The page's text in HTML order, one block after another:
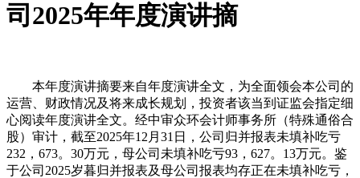
司2025年年度演讲摘
本年度演讲摘要来自年度演讲全文，为全面领会本公司的运营、财政情况及将来成长规划，投资者该当到证监会指定细心阅读年度演讲全文。经中审众环会计师事务所（特殊通俗合股）审计，截至2025年12月31日，公司归并报表未填补吃亏232，673。30万元，母公司未填补吃亏93，627。13万元。鉴于公司2025岁暮归并报表及母公司报表均存正在未填补吃亏，暂不满脚实施现金分红的相关前提。后续，公司将聚焦从业成长，勤奋改善经停业绩，力争早日填补吃亏。截至本演讲披露日，公司处置的次要营业包罗商品混凝土出产取发卖、市政环卫营业以及其他营业。演讲期内，公司运营模式未发生严沉变化，公司各营业板块次要产物或办事内容如下：2025年海南自贸港实现全岛封关运做，公司做为海南省商品混凝土范畴的上市企业，省内市场拥有率8。32%，居区域行业前列，已成为海南商品混凝土行业的焦点参取者取主要标杆企业，送来政策盈利取区域深度结构双沉驱动的计谋机缘期。跟着自贸港政策加快落地，省内根本设备、旅逛配套设备及财产园区扶植持续推进，投资规模稳步扩容，无效带动混凝土根本建材需求稳步提拔，为公司巩固市场地位、扩大市场份额供给了有益契机。当前海南商品混凝土行业市场参取者数量多，市场所作款式日趋激烈。依托正在海南地域多年深耕积淀的深挚行业资本、丰硕的项目运做经验、全域化的市场结构以及普遍的品牌出名度取优良的市场口碑，公司构成了显著的差同化合作劣势。相较于省内中小企业及外来新进合作者，公司对海南自贸港封关运做后的政策导向、沉点项目规划有着更深刻的理解和精准的把握，具备高效的当地化响应能力、完美的供应链保障能力及成熟的项目办事系统，可以或许精准婚配封关后各类沉点园区、根本设备及配套工程的混凝土供应需求，无效巩固并提拔公司正在区域市场的焦点合作力，为公司持续稳健成长奠基根本。但取此同时，行业仍面对布局性压力：虽然封关政策带动沉点园区取基建项目投资增加，但房地产等保守下逛市场持续偏弱；叠加混凝土行业遍及存正在的无效运输半径受限、项目结算周期偏长、垫资施工等行业共性问题，公司仍面对较大的资金运营压力。广东绿润深耕分析办事范畴，营业结构全面，涵盖固废措置办事、污废水处置办事、再生资本措置办事、卫生分析办事、园林绿化分析办事等焦点板块，已成为区域内分析办事范畴的主要参取者。公司市场结构聚焦于广东佛山及周边地域，持久深耕当地市场，凭仗不变的办事质量取成熟的运营能力，正在粤港澳大湾区办事范畴树立了优良的品牌抽象取必然的品牌影响力，占领区域内响应市场的不变份额，构成了较强的当地市场根底。取此同时，公司成长也面对行业趋向变化带来的合作压力及本身运营挑和。从行业成长趋向来看，近年来市政环卫行业集中度逐渐提拔，行业整合加快，大型环卫企业通过兼并沉组、营业拓展等体例持续扩大市场份额，具有资金、手艺、办理等分析劣势的行业龙头企业逐步占领市场从导地位；加之环卫市场化持续深化，越来越多的社会本钱加快涌入环卫行业，进一步加剧市场所作款式，行业合作压力持续加大。从公司本身运营来看，演讲期内，公司存量合同金额同比呈逐渐下降态势，同时受行业合作加剧及本身运营要素影响，公司正在佛山及周边当地市场的份额呈现必然程度下滑，进一步凸显了公司成长面对的多沉挑和。本公司及董事会全体消息披露的内容实正在、精确、完整，没有虚假记录、性陈述或严沉脱漏。本次估计联系关系买卖为海南瑞泽新型建材股份无限公司（以下简称“公司”）及子公司取联系关系方之间因向联系关系人供给运营办事、车辆租赁、劳务办事、租赁办事、享有雄安寨里混凝土无限公司分红权，接管联系关系人供给的门票、衡宇租赁等办事而构成的日常易。2025年度，公司发生的日常联系关系买卖总额为6，295。26万元，未跨越2025年度估计日常联系关系买卖总额。公司估计2026年度上述日常联系关系买卖金额不跨越8，715万元。上述联系关系方包罗雄安寨里混凝土无限公司、佛山建绿卫生办理无限公司、三亚大兴集团无限公司、三亚市海棠湾水稻国度公园开辟无限公司。2026年4月21日，公司召开第六届董事会第二十次会议，审议通过了《关于公司2026年过活常联系关系买卖估计的议案》，联系关系董事张灏铿、陈健富回避表决，该议案经非联系关系董事全体通过。上述日常联系关系买卖事项曾经公司2026年第一次董事特地会议审议通过。按照《深圳证券买卖所股票上市法则》《深圳证券买卖所上市公司自律监管第1号逐个从板上市公司规范运做》及《公司章程》的，本次日常联系关系买卖估计事项尚需提交公司股东会审议。联系关系股东林、张仲芳、张艺林、三亚大兴集团无限公司、三亚厚德投资办理无限公司须正在股东会上对该议案回避表决。1、上述8，715万元联系关系买卖总额为公司2026年度估计的日常联系关系买卖总额，正在估计联系关系买卖总额未冲破的前提下，上述联系关系买卖金额可实现内部调剂。2、2021年3月，公司子公司海南瑞泽双林建材无限公司取相关方结合中标“中国雄安集团根本扶植无限公司寨里混凝土搅拌坐扶植项目”，雄安寨里混凝土无限公司是按照招投标文件成立的项目公司，公司子公司持有其28%的股权。按照项目公司章程商定，子公司海南瑞泽双林建材无限公司对项目公司实现利润部门享有28%的分红权。1、公司名称：雄安寨里混凝土无限公司；代表人：曹岩甫；注册本钱：7，000万元人平易近币；成立日期：2021年6月4日；居处：省市安新县三台镇西侧200米；运营范畴：混凝土的出产、发卖及办事；小型混凝土预制构件出产、发卖；预拌、湿拌砂浆的出产、发卖及办事；预拌混凝土专业承包；建建机械设备运营、租赁；道货色运输；委托加工；货运代办；仓储办事（不含化学品）。2021年3月30日，公司子公司海南瑞泽双林建材无限公司（以下简称“瑞泽双林建材”）取相关方结合中标“中国雄安集团根本扶植无限公司寨里混凝土搅拌坐扶植项目”。项目公司雄安寨里混凝土无限公司（瑞泽双林建材持有28%股权）取运营公司雄安瑞泽双林科技无限公司（瑞泽双林建材持有100%股权）别离于2021年6月4日、2021年7月2日注册成立。运营公司雄安瑞泽双林科技无限公司按照招投标文件商定履交运营办事，按运营办事费用尺度58。03元/m3（不含税）施行。因公司子公司瑞泽双林建材按招投标文件商定持有项目公司28%的股权，该联系关系法人属于《企业会计原则》认定的联系关系景象。该联系关系公司依法存续、目前不存正在向公司领取的款子构成坏账的可能性，具有较强履约能力。1、公司名称：佛山建绿卫生办理无限公司；代表人：邓旭熠；注册本钱：100万元人平易近币；成立日期：2023年11月08日；居处：佛山市南海区里水镇和顺金溪21号（居处申报）；运营范畴：许可项目：城市糊口垃圾运营性办事；公办理取养护。一般项目：卫生办理（不含质量监测，污染源查抄，城市糊口垃圾、建建垃圾、餐厨垃圾的措置办事）；城乡市容办理；物业办理；城市绿化办理；市政设备办理。截至2025年12月31日，该公司总资产4，835。22万元、净资产494万元，净利润155。8万元。（以上数据未经审计）佛山建绿卫生办理无限公司是公司子公司广东绿润科技无限公司的联营公司，广东绿润科技无限公司持有其49%股权，该联系关系法人属于《企业会计原则》认定的联系关系景象。该联系关系公司依法存续、运营环境一般，目前不存正在向公司领取的款子构成坏账的可能性，具有较强履约能力。1、公司名称：三亚大兴集团无限公司；代表人：麦世涯；注册本钱：9，000万元人平易近币；成立日期：1993年06月18日；居处：海南省三亚市吉阳区临春河71号；运营范畴：房地产开辟、运营取发卖，企业办理，投资兴办实业。截至2025年12月31日，该公司总资产63，317。30万元、净资产-34，439。45万元，2025年度实现停业收入963。10万元、净利润-1，335。72万元。（以上数据未经审计）三亚大兴集团无限公司是公司现实节制人林先生、张艺林先生节制的其他企业，该联系关系法人属于《深圳证券买卖所股票上市法则》第6。3。3条的联系关系景象。经查询，三亚大兴集团无限公司已被列为失信被施行人。该联系关系公司依法存续、运营环境一般，公司向三亚大兴集团无限公司供给租赁办事，涉及金额较小，租赁房产期间，其向公司领取租赁款构成坏账的可能性较小。1、公司名称：三亚市海棠湾水稻国度公园开辟无限公司；代表人：冯伟明；注册本钱：5，000万元人平易近币；成立日期：2015年11月06日；居处：海南省三亚市海棠区湾坡村湾坡取C2入口处200米左侧；运营范畴：旅逛项目标开辟扶植取运营办理，园林工程，酒店开辟，花木、苗圃培育取发卖，餐饮业，文娱业运营（不含有电子逛戏），书画拆裱，食物、饮料、旅逛商品的运营发卖，文化教育，科普学问教育，农业类，影视类，畜牧业，医疗办事，特色工艺品开辟取发卖（不含珠宝、水晶、珍珠、翡翠、玳瑁、竹炭、砗磲、红珊瑚）。截至2025年12月31日，该公司总资产53，012。81万元、净资产-29，468。91万元，2025年度实现停业收入350。71万元、净利润-2，716。85万元。（以上数据未经审计）三亚市海棠湾水稻国度公园开辟无限公司是公司现实节制人林先生、张艺林先生节制的其他企业，该联系关系法人属于《深圳证券买卖所股票上市法则》第6。3。3条的联系关系景象。该联系关系公司依法存续、运营环境一般，本次联系关系买卖为公司接管三亚市海棠湾水稻国度公园开辟无限公司供给的门票办事。本公司不存正在领取门票费用违约问题。1、公司向雄安寨里混凝土无限公司供给运营办事，其价钱按招投标文件商定58。03元/m3（不含税）；公司对雄安寨里混凝土无限公司实现利润部门享有28%的分红权，是按照项目公司章程商定；公司向佛山建绿卫生办理无限公司供给车辆租赁及劳务办事；公司向三亚大兴集团无限公司供给租赁办事，买卖价钱均按照市场价钱确定。2、公司接管三亚市海棠湾水稻国度公园开辟无限公司供给门票办事、接管佛山建绿卫生办理无限公司供给衡宇租赁等办事，买卖价钱均按照市场价钱确定。公司上述日常联系关系买卖订价均将遵照公允、合理的准绳，按照招投标文件商定以及市场公允价钱为根本并经买卖两边平等协商确定买卖价钱，签定相关联系关系买卖和谈。任何一方不得操纵联系关系买卖损害另一方好处。1、公司别离取上述联系关系方签定响应的《工程车辆租赁运营合同》《劳务调派和谈》《衡宇租赁合同》等。公司取联系关系方之间发生的日常联系关系买卖，均为一般营业往来所需，其订价根据招投标文件商定以及参照市场价钱协商确定，具备公允性，整个买卖过程一直公允、、公开准绳。联系关系买卖的实施合适国度法令律例、规范性文件及《公司章程》的要求，不会对公司的运做、财政稳健性及运营发生晦气影响，亦未侵害公司及全体股东出格是中小股东的权益。公司2026年过活常联系关系买卖估计事项曾经公司2026年第一次董事特地会议全体董事审议通过。具体看法如下：经核查，公司2026年过活常联系关系买卖估计事项合适公司营业成长取出产运营的现实需要，属于一般的运营性营业往来。买卖价钱根据招投标文件商定以及参照市场价钱协商确定，订价体例公允、合理，合适相关法令律例及《公司章程》的，不存正在损害公司及全体股东、出格是中小股东好处的景象，亦不会对公司的性发生晦气影响。因而，我们同意将《关于公司2026年过活常联系关系买卖估计的议案》提交公司董事会审议，联系关系董事应按予以回避。本公司及董事会全体消息披露的内容实正在、精确、完整，没有虚假记录、性陈述或严沉脱漏。截至本通知布告披露日，海南瑞泽新型建材股份无限公司（以下简称“公司”或“海南瑞泽”）及控股子公司现实累计对外总额为122，787。36万元，占公司比来一期经审计净资产的比例为229。63%，此中对资产欠债率高于70%的部属子公司的金额为110，909。47万元。敬请投资者留意投资风险。为确保公司以及公司各子公司出产运营的持续、稳健成长，考虑到将来各个营业板块的现实运营对资金的需求，2026年4月21日，公司召开第六届董事会第二十次会议，审议通过了《关于公司及子公司之间额度的议案》，同意公司取子公司之间新增额度不跨越6。75亿元人平易近币（包罗存量到期继续部门）。公司对子公司供给的新增额度中，对资产欠债率高于70%的部属子公司的额度为1。1亿元人平易近币，对资产欠债率低于70%的部属子公司的额度为3。65亿元人平易近币。额度的无效期自公司2025年年度股东会审议通过本额度之日起12个月内。公司董事会提请股东会同意董事会授权公司董事长及董事长授权人具体签订上述额度内的文件，同意董事会授权办理层打点上述额度内的相关手续。正在不跨越上述已审批额度及范畴的环境下，公司取子公司之间因营业需要开展上述营业，无需再零丁提交公司董事会、股东会进行审批；同时公司董事会提请股东会同意正在总额度内能够调剂利用额度。如有超出上述范畴的事项或超出上述总额度的事项，公司仍需按关法则的要求履行响应的审批法式。上述事项曾经出席董事会的三分之二以上董事审议同意并做出决议，并 经三分之二以上董事同意，审议成果：同意9票、否决0票、弃权0票。 按照《中华人平易近国公司法》《公司章程》等相关，尚需提交公司股东会审议。注：上表子公司包罗广东绿润科技无限公司、海南瑞泽双林建材无限公司、三亚瑞泽双林混凝土无限公司、琼海瑞泽混凝土配送无限公司、三亚瑞泽双林建材无限公司、三亚瑞泽再生资本操纵无限公司、陵水瑞泽双林建材无限公司、海口瑞泽双林建材无限公司、澄迈瑞泽双林建材无限公司、儋州瑞泽双林建材无限公司等，均为公司全资子公司。6、运营范畴：商品混凝土出产取发卖；混凝土成品出产取发卖；建建材料发卖；水泥出产取发卖，交通运输（仅限分支机构运营）；园林扶植、园林绿化设想、施工、给排水管管道安拆、室内拆修、市政工程施工。7、次要财政环境：截至2025年12月31日，海南瑞泽母公司资产总额为 234，386。80万元，欠债总额为32，294。86万元，净资产为202，091。94万元；2025年度，实现停业收入为1，062。53万元，利润总额为-2，601。06万元，净利润为 -2，601。06万元。6、运营范畴：一般项目：资本再生操纵手艺研发；污水处置及其再生操纵；大气污染防治办事；水污染防治办事；土壤污染防治办事；大气污染管理；水污染管理；监测；市政设备办理；地质勘查手艺办事；卫生办理（不含质量监测，污染源查抄，城市糊口垃圾、建建垃圾、餐厨垃圾的措置办事）；固体废料管理；土壤污染管理取修复办事；园林绿化工程施工；城市绿化办理；林业无害生物防治办事；土石方工程施工；物业办理；机械设备租赁；租赁办事（不含许可类租赁办事）；公用设备发卖；建建材料发卖；再生资本收受接管（除出产性废旧金属）；再生资本发卖；再生资本加工；非金属废料和碎屑加工处置；出产性废旧金属收受接管；拆卸搬运；软件开辟；办公办事；衔接档案办事外包；家政办事。（除依法须经核准的项目外，凭停业执照依法自从开展运营勾当）许可项目：扶植工程施工；测绘办事；城市糊口垃圾运营性办事；河流疏浚施工专业功课；城市建建垃圾措置（清运）；建建物拆除功课（爆破功课除外）；道货色运输（不含货色）；道货色运输；劳务调派办事。8、次要财政环境：截至2025年12月31日，广东绿润科技无限公司母公司资产总额为54，623。81万元，欠债总额为13，647。09万元，净资产为40，976。72 万元；2025年度，实现停业收入为9，201。53万元，利润总额为-1，138。90万元，净利润为-1，997。52万元。6、运营范畴：建建材料发卖，混凝土、混凝土成品出产取发卖，水泥出产取发卖，道货色运输、交通运输手艺征询、手艺办事。8、次要财政环境：截至2025年12月31日，海南瑞泽双林建材无限公司母公司资产总额为92，158。26万元，欠债总额为40，038。86万元，净资产为 52，119。40 万元；2025年度，实现停业收入为14，649。88万元，利润总额为-41。12万元，净利润为-420。43万元。2、注册地址：海南省三亚市崖州区振州海南瑞泽新型建材股份无限公司总部办公及研发一期工业楼125号6、运营范畴：混凝土成品出产及发卖，建建材料发卖，水泥出产取发卖；交通运输手艺征询、手艺办事；通俗货色运输。8、次要财政环境：截至2025年12月31日，三亚瑞泽双林混凝土无限公司资产总额28，717。22万元，欠债总额为8，195。54万元，净资产为20，521。68万元；2025年度，实现停业收入为13，521。93万元，利润总额为1，292。70万元，净利润为1，396。26万元。6、运营范畴：许可运营项目：道货色运输（不含货色）一般运营项目：水泥成品制制；水泥成品发卖；建建材料发卖；建建用石加工；非金属废料和碎屑加工处置；总质量4。5吨及以下通俗货运车辆道货色运输（除收集货运和货色）。8、次要财政环境：截至2025年12月31日，琼海瑞泽混凝土配送无限公司资产总额14，574。67万元，欠债总额为7，397。20万元，净资产为7，177。46万元；2025年度，实现停业收入为10，622。97万元，利润总额为541。54万元，净利润为 704。12万元。6、运营范畴：许可项目：道货色运输（不含货色）一般项目：水泥成品制制；水泥成品发卖；砼布局构件制制；砼布局构件发卖；建建材料发卖；建建砌块制制；非金属矿及成品发卖；消息手艺征询办事（除许可营业外，可自从依法运营法令律例非或的项目）。8、次要财政环境：截至2025年12月31日，三亚瑞泽双林建材无限公司资产总额23，654。86万元，欠债总额为17，096。72万元，净资产为6，558。15万元；2025年度，实现停业收入为14，293。13万元，利润总额为675。33万元，净利润为353。61万元。6、运营范畴：建建物拆除；建建烧毁物收集、运输、办理；建建烧毁物处置及分析操纵手艺研发、征询、办事；基材料取水泥不变土的出产、发卖；再生骨料取砂浆的出产、发卖；墙体材料的出产取发卖；养分土的出产取发卖；混凝土成品的出产取发卖；交通运输；环保砖、透水砖的出产、发卖、手艺研发、征询、办事；商品混凝土的出产、发卖、手艺研发、征询、办事。8、次要财政环境：截至2025年12月31日，三亚瑞泽再生资本操纵无限公司资产总额22，524。30万元，欠债总额为17，787。23万元，净资产为4，737。07万元；2025年度，实现停业收入为12，337。92万元，利润总额为-342。39万元，净利润为 -39。17万元。6、运营范畴：许可项目：道货色运输（不含货色）（依法须经核准的项目，经相关部分核准后方可开展运营勾当）一般项目：水泥成品制制；水泥成品发卖；砼布局构件制制；砼布局构件发卖；建建材料发卖；建建砌块制制；非金属矿及成品发卖；消息手艺征询办事（除许可营业外，可自从依法运营法令律例非或的项目）。8、次要财政环境：截至2025年12月31日，陵水瑞泽双林建材无限公司资产总额13，525。95万元，欠债总额为10，749。06万元，净资产为2，776。89万元；2025年度，实现停业收入为6，338。31万元，利润总额为-48。69万元，净利润为-255。98 万元。6、运营范畴：许可项目：道货色运输（不含货色）（依法须经核准的项目，经相关部分核准后方可开展运营勾当）一般项目：水泥成品制制；水泥成品发卖；砼布局构件制制；砼布局构件发卖；建建材料发卖；建建砌块制制；非金属矿及成品发卖；消息手艺征询办事（除许可营业外，可自从依法运营法令律例非或的项目）。8、次要财政环境：截至2025年12月31日，海口瑞泽双林建材无限公司资产总额0。14万元，欠债总额为0。60万元，净资产为-0。46万元；2025年度，实现停业收入为0万元，利润总额为-0。07万元，净利润为-0。07万元。6、运营范畴：许可项目：道货色运输（不含货色）（依法须经核准的项目，经相关部分核准后方可开展运营勾当）一般项目：水泥成品制制；水泥成品发卖；砼布局构件制制；砼布局构件发卖；建建材料发卖；建建砌块制制；非金属矿及成品发卖；消息手艺征询办事（除许可营业外，可自从依法运营法令律例非或的项目）。8、次要财政环境：截至2025年12月31日，澄迈瑞泽双林建材无限公司资产总额7，903。04万元，欠债总额为5，174。70万元，净资产为2，728。35万元；2025年度，实现停业收入为3，766。61万元，利润总额为-275。02万元，净利润为-275。02 万元。6、运营范畴：许可运营项目：道货色运输（不含货色）；建建智能化系统设想；扶植工程设想；测绘办事；扶植工程监理；扶植工程施工（除核电坐扶植运营、平易近用机场扶植）；扶植工程勘测；公工程监理；扶植工程质量检测（许可运营项目凭许可证件运营）一般运营项目：新型建建材料制制（不含化学品）；水泥成品制制；水泥成品发卖；建建用石加工；砼布局构件制制；砼布局构件发卖；金属布局制制；金属布局发卖；建建砌块制制；建建砌块发卖；建建材料发卖；非金属矿及成品发卖；消息手艺征询办事；新材料手艺研发；工程和手艺研究和试验成长；轻质建建材料制制；轻质建建材料发卖；建建用木材及木材组件加工。8、次要财政环境：截至2025年12月31日，儋州瑞泽双林建材无限公司资产总额4，461。70万元，欠债总额为4，848。71万元，净资产为-387。01万元；2025年度，实现停业收入为562。72万元，利润总额为-1，301。72万元，净利润为 -1，301。72万元。3、额度：公司取子公司之间新增不跨越6。75亿元人平易近币（包罗存量到期继续部门）。董事会认为：公司本次额度的范畴为公司取子公司之间，范畴内的子公司均为公司归并报表范畴内的全资子公司，且运营环境优良，具备到期还款能力，公司为其供给的财政风险处于公司可节制的范畴之内，不会对公司发生晦气影响。本次有帮于处理公司取子公司出产运营的资金需求，属于公司一般的融资行为，合适公司全体好处，不存正在损害公司及全体股东出格是中小股东好处的景象。本次不存正在取中国证监会《上市公司监管第8号逐个上市公司资金往来、对外的监管要求》相的景象。因而，公司董事会同意公司取子公司之间新增不跨越6。75亿元人平易近币（包罗存量到期继续部门），额度的无效期自公司2025年年度股东会审议通过本额度之日起12个月内。本议案尚需提交公司股东会审议。公司董事会提请股东会同意董事会授权公司董事长及董事长授权人具体签订上述额度内的文件，同意董事会授权办理层打点上述额度内的相关手续。截至本通知布告披露日，公司及控股子公司对外额度为人平易近币171，664。52 万元（未含本次新增额度）。公司及控股子公司现实累计对外余额为 122，787。36万元，占公司比来一期经审计净资产的比例为229。63%；公司及控股子公司未对归并报表外的单元供给。公司及控股子公司未有过期、涉及诉讼的及因被判决败诉而应承担丧失的环境。本公司及董事会全体消息披露的内容实正在、精确、完整，没有虚假记录、性陈述或严沉脱漏。本次续聘会计师事务所合适财务部、国务院国资委、证监会印发的《国有企业、上市公司选聘会计师事务所办理法子》（财会〔2023〕4号）的。2026年4月21日，海南瑞泽新型建材股份无限公司（以下简称“公司”“海南瑞泽”）召开第六届董事会第二十次会议，审议通过了《关于公司续聘会计师事务所的议案》，同意公司聘用中审众环会计师事务所（特殊通俗合股）（以下简称“中审众环”）为公司2026年度审计机构，聘期一年。该议案尚需提交公司股东会审议通过。现将相关事宜通知布告如下：（2）成立日期：中审众环始创于1987年，是全国首批取得国度核准具有处置证券、期货相关营业资历及金融营业审计资历的大型会计师事务所之一。按照财务部、证监会发布的处置证券办事营业会计师事务所存案名单，中审众环具备股份无限公司刊行股份、债券审计机构的资历。2013年11月，按照国度财务部等相关要求转制为特殊通俗合股制。（6）2025岁暮合股人数量237人、注册会计师数量1，306人、签订过证券办事营业审计演讲的注册会计师人数723人。（